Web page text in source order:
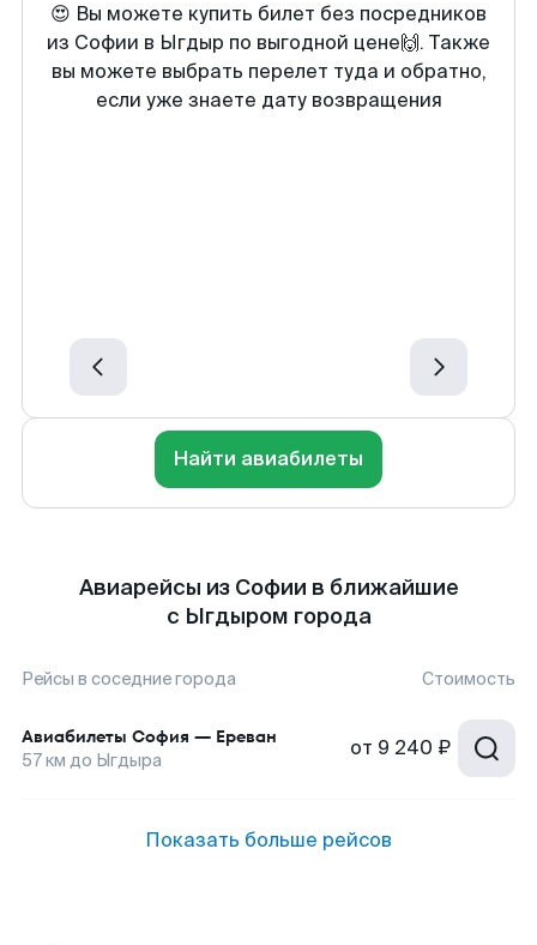
😍 Вы можете купить билет без посредников
из Софии в Ыгдыр по выгодной цене🙌. Также
вы можете выбрать перелет туда и обратно,
если уже знаете дату возвращения
Найти авиабилеты
Авиарейсы из Софии в ближайшие
с Ыгдыром города
Рейсы в соседние города Стоимость
Авиабилеты София — Ереван
57км до Ыгдыра от 9 240 ₽
Показать больше рейсов